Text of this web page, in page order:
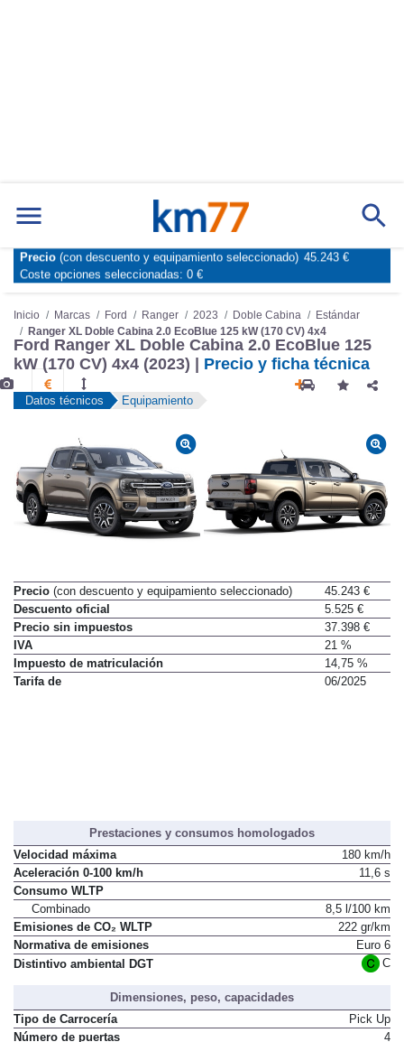
Marcas Comparador de coches
Inicio Marcas Ford Ranger 2023 Doble Cabina
Estándar
Ranger XL Doble Cabina 2.0 EcoBlue 125 kW (170 CV) 4x4
Ford Ranger XL Doble Cabina 2.0 EcoBlue 125
kW (170 CV) 4x4 (2023) | Precio y ficha técnica
Datos técnicos Equipamiento
Precio (con descuento y equipamiento seleccionado)
45.243 €
Descuento oficial
5.525 €
Precio sin impuestos
37.398 €
IVA
21 %
Impuesto de matriculación
14,75 %
Tarifa de
06/2025
Prestaciones y consumos homologados
Velocidad máxima
180 km/h
Aceleración 0-100 km/h
11,6 s
Consumo WLTP
Combinado
8,5 l/100 km
Emisiones de CO₂ WLTP
222 gr/km
Normativa de emisiones
Euro 6
Distintivo ambiental DGT
C
Dimensiones, peso, capacidades
Tipo de Carrocería
Pick Up
Número de puertas
4
Precio (con descuento y equipamiento seleccionado) 45.243 €
Coste opciones seleccionadas: 0 €